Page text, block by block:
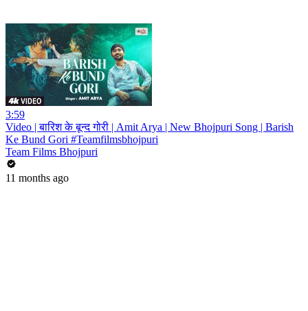
3:59
Video | बारिश के बून्द गोरी | Amit Arya | New Bhojpuri Song | Barish
Ke Bund Gori #Teamfilmsbhojpuri
Team Films Bhojpuri
11 months ago